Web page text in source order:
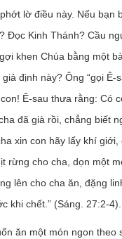
lờ điều này. Nếu bạn
Đọc Kinh Thánh? Cầu
khen Chúa bằng một
định này? Ông “gọi Ê-
Ê-sau thưa rằng: Có
đã già rồi, chẳng biết
xin con hãy lấy khí giới,
rừng cho cha, dọn một
lên cho cha ăn, đặng
khi chết.” (Sáng. 27:2-4).
ăn một món ngon theo